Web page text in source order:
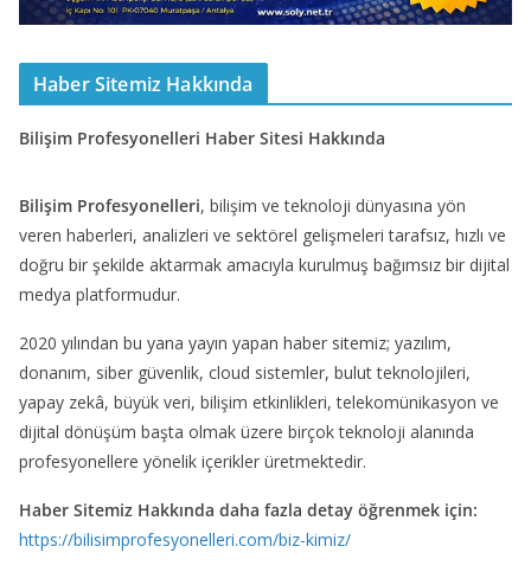
Haber Sitemiz Hakkında
Bilişim Profesyonelleri Haber Sitesi Hakkında
Bilişim Profesyonelleri, bilişim ve teknoloji dünyasına yön
veren haberleri, analizleri ve sektörel gelişmeleri tarafsız, hızlı ve
doğru bir şekilde aktarmak amacıyla kurulmuş bağımsız bir dijital
medya platformudur.
2020 yılından bu yana yayın yapan haber sitemiz; yazılım,
donanım, siber güvenlik, cloud sistemler, bulut teknolojileri,
yapay zekâ, büyük veri, bilişim etkinlikleri, telekomünikasyon ve
dijital dönüşüm başta olmak üzere birçok teknoloji alanında
profesyonellere yönelik içerikler üretmektedir.
Haber Sitemiz Hakkında daha fazla detay öğrenmek için:
https://bilisimprofesyonelleri.com/biz-kimiz/